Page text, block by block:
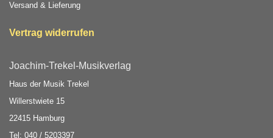
Versand & Lieferung
Vertrag widerrufen
Joachim-Trekel-Musikverlag
Haus der Musik Trekel
Willerstwiete 15
22415 Hamburg
Tel: 040 / 5203397